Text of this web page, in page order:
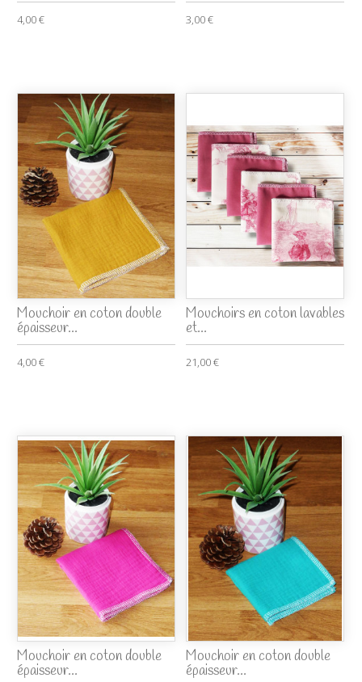
4,00 € 3,00 €
Mouchoir en coton double
épaisseur...
4,00 €
Mouchoirs en coton lavables
et...
21,00 €
Mouchoir en coton double
épaisseur...
Mouchoir en coton double
épaisseur...